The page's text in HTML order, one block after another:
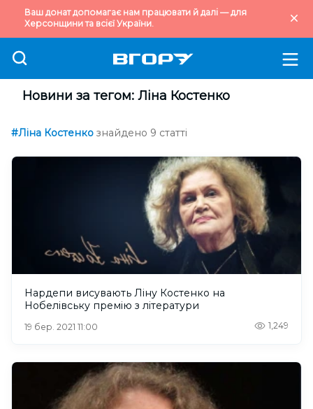
Ваш донат допомагає нам працювати й далі — для
Херсонщини та всієї України.
Новини за тегом: Ліна Костенко
#Ліна Костенко знайдено 9 статті
Нардепи висувають Ліну Костенко на
Нобелівську премію з літератури
19 бер. 2021 11:00 1,249